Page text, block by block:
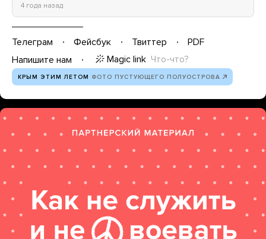
4 года назад
Телеграм Фейсбук Твиттер
PDF
Напишите нам
Magic link Что-что?
КРЫМ ЭТИМ ЛЕТОМ ФОТО ПУСТУЮЩЕГО ПОЛУОСТРОВА